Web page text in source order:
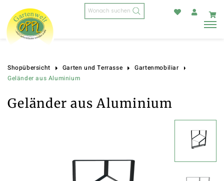
Products
search
Shopübersicht Garten und Terrasse
Gartenmobiliar
Geländer aus Aluminium
Geländer aus Aluminium